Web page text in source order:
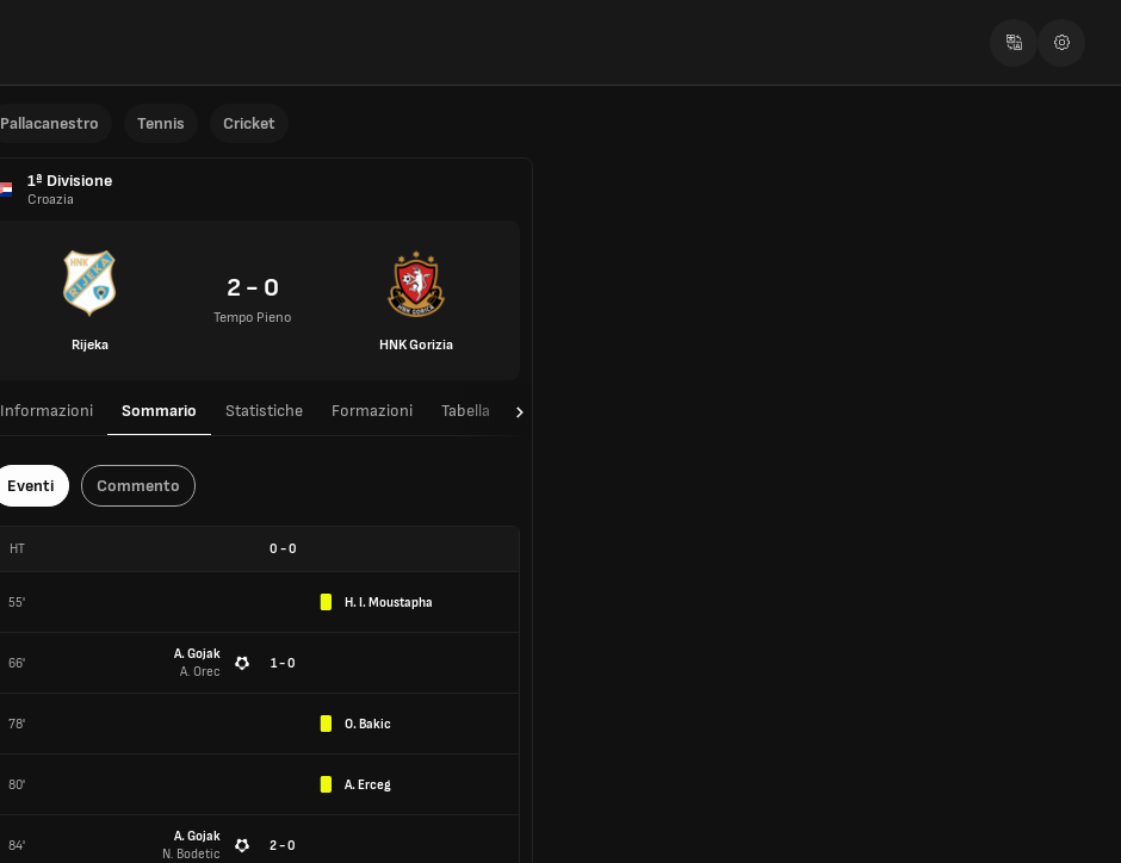
Pallacanestro Tennis Cricket
1ª Divisione
Croazia
Rijeka
2 - 0
Tempo Pieno
HNK Gorizia
Informazioni Sommario Statistiche Formazioni Tabella T/T
Eventi Commento
HT 0 -0
55' H. I. Moustapha
66'
A. Gojak
A. Orec
1 - 0
78' O. Bakic
80' A. Erceg
84'
A. Gojak
N. Bodetic
2 - 0